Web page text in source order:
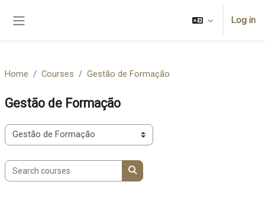
Log in
Home Courses Gestão de Formação
Gestão de Formação
Course categories
Search courses
Search courses